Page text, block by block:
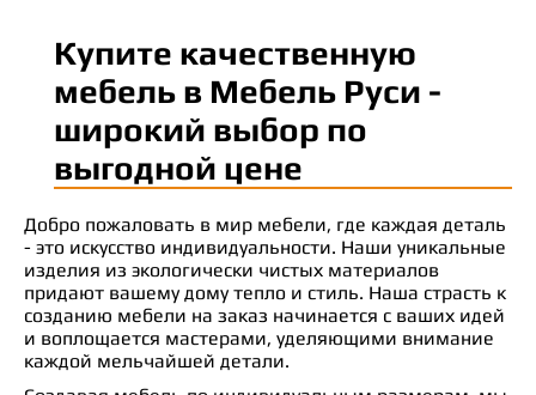
Купите качественную
мебель в Мебель Руси -
широкий выбор по
выгодной цене
Добро пожаловать в мир мебели, где каждая деталь
- это искусство индивидуальности. Наши уникальные
изделия из экологически чистых материалов
придают вашему дому тепло и стиль. Наша страсть к
созданию мебели на заказ начинается с ваших идей
и воплощается мастерами, уделяющими внимание
каждой мельчайшей детали.